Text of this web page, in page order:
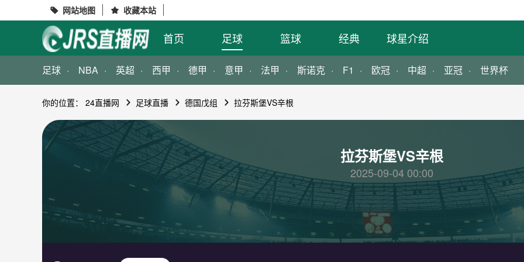
 网站地图  收藏本站
首页 足球 篮球 经典 球星介绍
足球 NBA 英超 西甲 德甲 意甲 法甲 斯诺克 F1 欧冠 中超 亚冠 世界杯
你的位置： 24直播网 足球直播 德国戊组 拉芬斯堡VS辛根
拉芬斯堡VS辛根
2025-09-04 00:00